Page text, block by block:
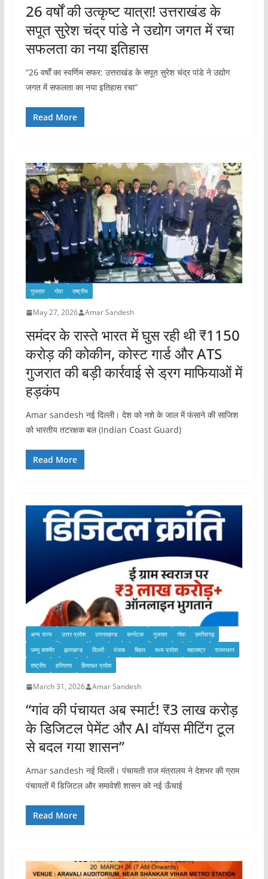
26 वर्षों की उत्कृष्ट यात्रा! उत्तराखंड के
सपूत सुरेश चंद्र पांडे ने उद्योग जगत में रचा
सफलता का नया इतिहास
“26 वर्षों का स्वर्णिम सफर: उत्तराखंड के सपूत सुरेश चंद्र पांडे ने उद्योग
जगत में सफलता का नया इतिहास रचा”
Read More
गुजरात गोवा राष्ट्रीय
May 27, 2026 Amar Sandesh
समंदर के रास्ते भारत में घुस रही थी ₹1150
करोड़ की कोकीन, कोस्ट गार्ड और ATS
गुजरात की बड़ी कार्रवाई से ड्रग माफियाओं में
हड़कंप
Amar sandesh नई दिल्ली। देश को नशे के जाल में फंसाने की साजिश
को भारतीय तटरक्षक बल (Indian Coast Guard)
Read More
अन्य राज्य उत्तर प्रदेश उत्तराखण्ड कर्नाटक गुजरात गोवा
छत्तीसगढ़
जम्मू कश्मीर
झारखण्ड दिल्ली पंजाब बिहार मध्य प्रदेश महाराष्ट्र
राजस्थान
राष्ट्रीय
हरियाणा हिमाचल प्रदेश
March 31, 2026 Amar Sandesh
“गांव की पंचायत अब स्मार्ट! ₹3 लाख करोड़
के डिजिटल पेमेंट और AI वॉयस मीटिंग टूल
से बदल गया शासन”
Amar sandesh नई दिल्ली। पंचायती राज मंत्रालय ने देशभर की ग्राम
पंचायतों में डिजिटल और समावेशी शासन को नई ऊँचाई
Read More